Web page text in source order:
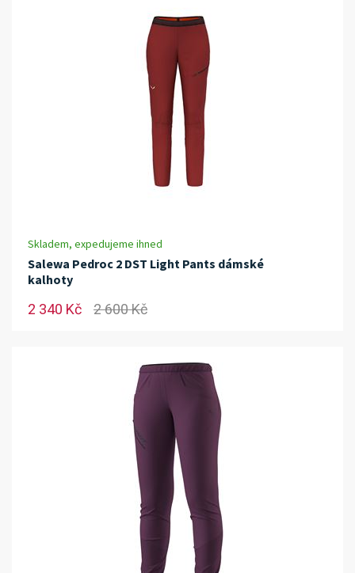
Skladem, expedujeme ihned
Salewa Pedroc 2 DST Light Pants dámské
kalhoty
2 340 Kč 2 600 Kč